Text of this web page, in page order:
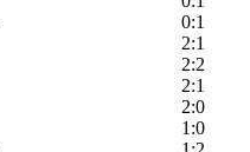
0:1
2:1
2:2
2:1
2:0
1:0